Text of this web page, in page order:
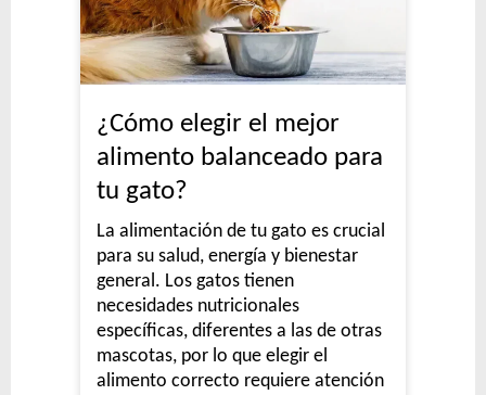
¿Cómo elegir el mejor
alimento balanceado para
tu gato?
La alimentación de tu gato es crucial
para su salud, energía y bienestar
general. Los gatos tienen
necesidades nutricionales
específicas, diferentes a las de otras
mascotas, por lo que elegir el
alimento correcto requiere atención